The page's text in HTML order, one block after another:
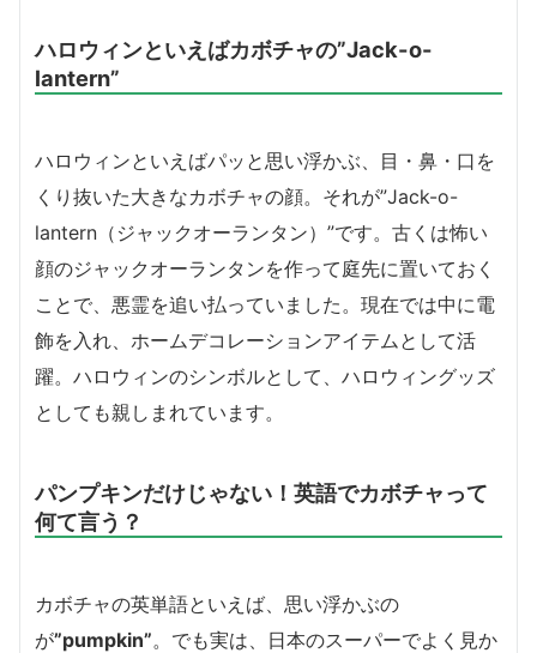
ハロウィンといえばカボチャの”Jack-o-
lantern”
ハロウィンといえばパッと思い浮かぶ、目・鼻・口を
くり抜いた大きなカボチャの顔。それが”Jack-o-
lantern（ジャックオーランタン）”です。古くは怖い
顔のジャックオーランタンを作って庭先に置いておく
ことで、悪霊を追い払っていました。 現在では中に電
飾を入れ、ホームデコレーションアイテムとして活
躍。ハロウィンのシンボルとして、ハロウィングッズ
としても親しまれています。
パンプキンだけじゃない！英語でカボチャって
何て言う？
カボチャの英単語といえば、思い浮かぶの
が”pumpkin”。でも実は、日本のスーパーでよく見か